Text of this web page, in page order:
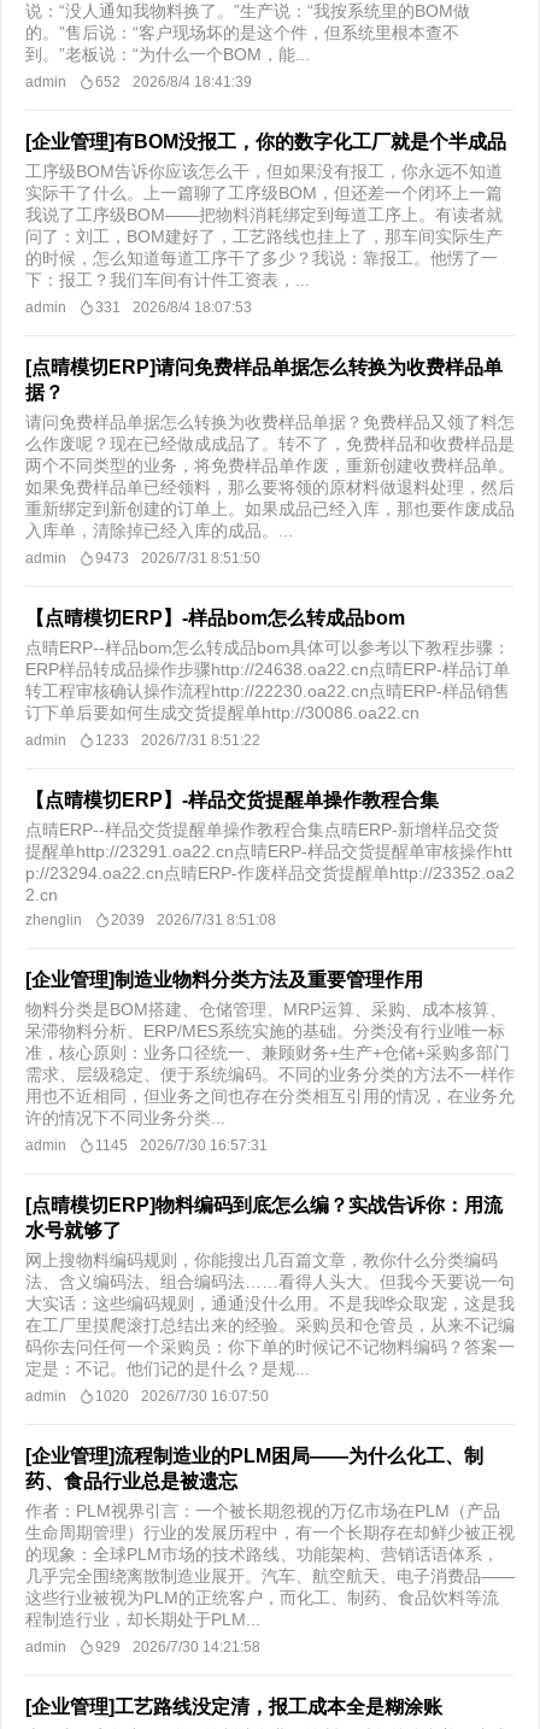
说：“没人通知我物料换了。”生产说：“我按系统里的BOM做
的。”售后说：“客户现场坏的是这个件，但系统里根本查不
到。”老板说：“为什么一个BOM，能...
admin 652 2026/8/4 18:41:39
[企业管理]有BOM没报工，你的数字化工厂就是个半成品
工序级BOM告诉你应该怎么干，但如果没有报工，你永远不知道
实际干了什么。上一篇聊了工序级BOM，但还差一个闭环上一篇
我说了工序级BOM——把物料消耗绑定到每道工序上。有读者就
问了：刘工，BOM建好了，工艺路线也挂上了，那车间实际生产
的时候，怎么知道每道工序干了多少？我说：靠报工。他愣了一
下：报工？我们车间有计件工资表，...
admin 331 2026/8/4 18:07:53
[点晴模切ERP]请问免费样品单据怎么转换为收费样品单
据？
请问免费样品单据怎么转换为收费样品单据？免费样品又领了料怎
么作废呢？现在已经做成成品了。转不了，免费样品和收费样品是
两个不同类型的业务，将免费样品单作废，重新创建收费样品单。
如果免费样品单已经领料，那么要将领的原材料做退料处理，然后
重新绑定到新创建的订单上。如果成品已经入库，那也要作废成品
入库单，清除掉已经入库的成品。...
admin 9473 2026/7/31 8:51:50
【点晴模切ERP】-样品bom怎么转成品bom
点晴ERP--样品bom怎么转成品bom具体可以参考以下教程步骤：
ERP样品转成品操作步骤http://24638.oa22.cn点晴ERP-样品订单
转工程审核确认操作流程http://22230.oa22.cn点晴ERP-样品销售
订下单后要如何生成交货提醒单http://30086.oa22.cn
admin 1233 2026/7/31 8:51:22
【点晴模切ERP】-样品交货提醒单操作教程合集
点晴ERP--样品交货提醒单操作教程合集点晴ERP-新增样品交货
提醒单http://23291.oa22.cn点晴ERP-样品交货提醒单审核操作htt
p://23294.oa22.cn点晴ERP-作废样品交货提醒单http://23352.oa2
2.cn
zhenglin 2039 2026/7/31 8:51:08
[企业管理]制造业物料分类方法及重要管理作用
物料分类是BOM搭建、仓储管理、MRP运算、采购、成本核算、
呆滞物料分析、ERP/MES系统实施的基础。分类没有行业唯一标
准，核心原则：业务口径统一、兼顾财务+生产+仓储+采购多部门
需求、层级稳定、便于系统编码。不同的业务分类的方法不一样作
用也不近相同，但业务之间也存在分类相互引用的情况，在业务允
许的情况下不同业务分类...
admin 1145 2026/7/30 16:57:31
[点晴模切ERP]物料编码到底怎么编？实战告诉你：用流
水号就够了
网上搜物料编码规则，你能搜出几百篇文章，教你什么分类编码
法、含义编码法、组合编码法……看得人头大。但我今天要说一句
大实话：这些编码规则，通通没什么用。不是我哗众取宠，这是我
在工厂里摸爬滚打总结出来的经验。采购员和仓管员，从来不记编
码你去问任何一个采购员：你下单的时候记不记物料编码？答案一
定是：不记。他们记的是什么？是规...
admin 1020 2026/7/30 16:07:50
[企业管理]流程制造业的PLM困局——为什么化工、制
药、食品行业总是被遗忘
作者：PLM视界引言：一个被长期忽视的万亿市场在PLM（产品
生命周期管理）行业的发展历程中，有一个长期存在却鲜少被正视
的现象：全球PLM市场的技术路线、功能架构、营销话语体系，
几乎完全围绕离散制造业展开。汽车、航空航天、电子消费品——
这些行业被视为PLM的正统客户，而化工、制药、食品饮料等流
程制造行业，却长期处于PLM...
admin 929 2026/7/30 14:21:58
[企业管理]工艺路线没定清，报工成本全是糊涂账